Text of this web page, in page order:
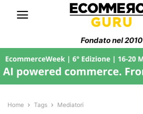
Fondato nel 2010
Home Tags Mediatori